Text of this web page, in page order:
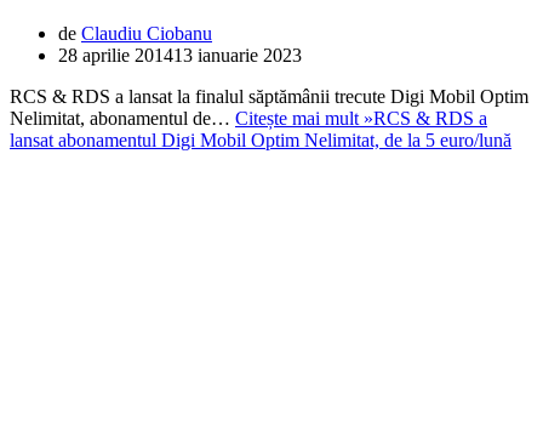
de Claudiu Ciobanu
28 aprilie 201413 ianuarie 2023
RCS & RDS a lansat la finalul săptămânii trecute Digi Mobil Optim
Nelimitat, abonamentul de… Citește mai mult »RCS & RDS a
lansat abonamentul Digi Mobil Optim Nelimitat, de la 5 euro/lună